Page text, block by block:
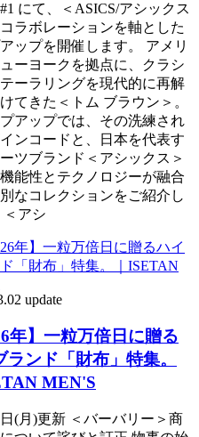
にて、＜ASICS/アシックス
ラボレーションを軸とした
ップを開催します。 アメリ
ーヨークを拠点に、クラシ
ーラリングを現代的に再解
てきた＜トム ブラウン＞。
アップでは、その洗練され
ンコードと、日本を代表す
ツブランド＜アシックス＞
能性とテクノロジーが融合
なコレクションをご紹介し
＜アシ
update
年】一粒万倍日に贈る
ランド「財布」特集。
MEN'S
日(月)更新 ＜バーバリー＞商